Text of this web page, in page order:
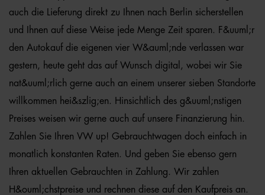
auch die Lieferung direkt zu Ihnen nach Berlin sicherstellen
und Ihnen auf diese Weise jede Menge Zeit sparen. F&uuml;r
den Autokauf die eigenen vier W&auml;nde verlassen war
gestern, heute geht das auf Wunsch digital, wobei wir Sie
nat&uuml;rlich gerne auch an einem unserer sieben Standorte
willkommen hei&szlig;en. Hinsichtlich des g&uuml;nstigen
Preises weisen wir gerne auch auf unsere Finanzierung hin.
Zahlen Sie Ihren VW up! Gebrauchtwagen doch einfach in
monatlich konstanten Raten. Und geben Sie ebenso gern
Ihren aktuellen Gebrauchten in Zahlung. Wir zahlen
H&ouml;chstpreise und rechnen diese auf den Kaufpreis an.